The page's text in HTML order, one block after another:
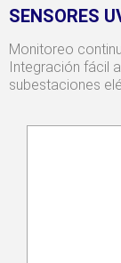
SENSORES
Monitoreo
Integración fácil
subestaciones